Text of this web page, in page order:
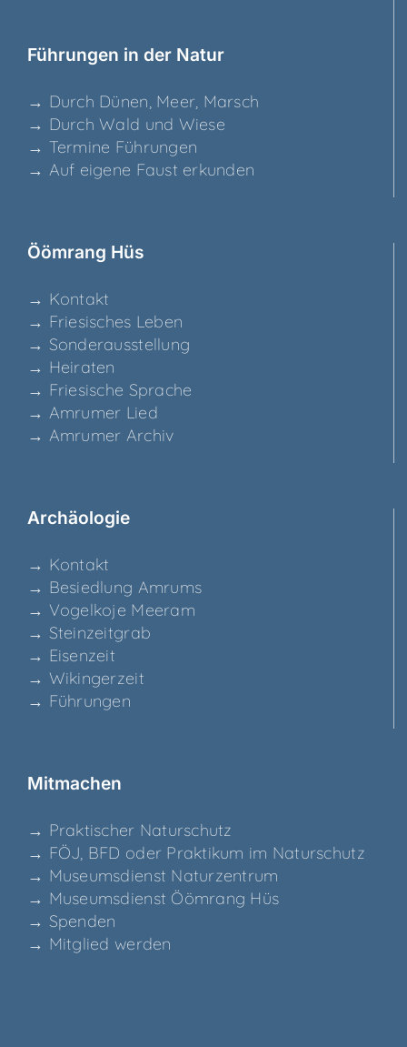
Füh­run­gen in der Natur
→ Durch Dünen, Meer, Marsch
→ Durch Wald und Wiese
→ Ter­mi­ne Führungen
→ Auf eige­ne Faust erkunden
Ööm­rang Hüs
→ Kon­takt
→ Frie­si­sches Leben
→ Son­der­aus­stel­lung
→ Hei­ra­ten
→ Frie­si­sche Sprache
→ Amru­mer Lied
→ Amru­mer Archiv
Archäo­lo­gie
→ Kon­takt
→ Besied­lung Amrums
→ Vogel­ko­je Meeram
→ Stein­zeit­grab
→ Eisen­zeit
→ Wikin­ger­zeit
→ Füh­run­gen
Mit­ma­chen
→ Prak­ti­scher Naturschutz
→ FÖJ, BFD oder Prak­ti­kum im Naturschutz
→ Muse­ums­dienst Naturzentrum
→ Muse­ums­dienst Ööm­rang Hüs
→ Spen­den
→ Mit­glied werden